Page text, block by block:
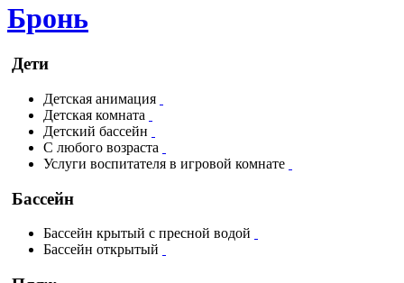
Бронь
Дети
Детская анимация
Детская комната
Детский бассейн
С любого возраста
Услуги воспитателя в игровой комнате
Бассейн
Бассейн крытый с пресной водой
Бассейн открытый